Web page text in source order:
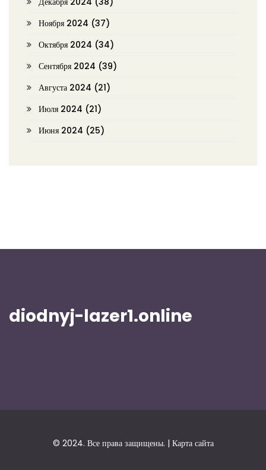
Ноября 2024 (37)
Октября 2024 (34)
Сентября 2024 (39)
Августа 2024 (21)
Июля 2024 (21)
Июня 2024 (25)
diodnyj-lazer1.online
© 2024. Все права защищены. | Карта сайта